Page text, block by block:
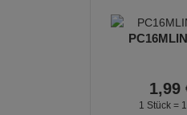
1,99
1 Stück = 1,